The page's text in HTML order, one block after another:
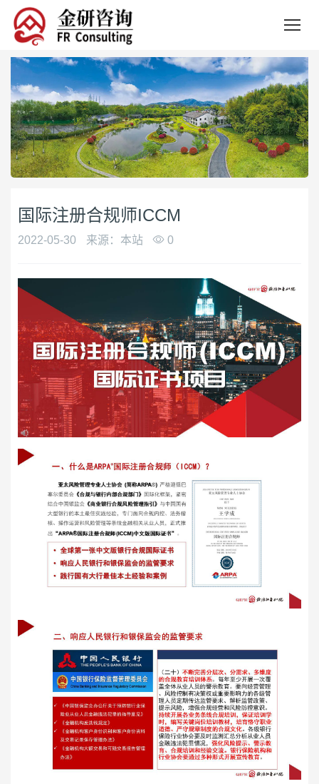
国际注册合规师ICCM
2022-05-30 来源：本站 0